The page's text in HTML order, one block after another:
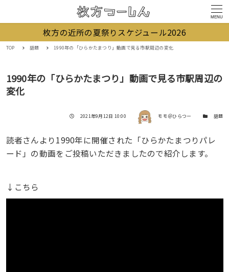
MENU
枚方の近所の夏祭りスケジュール2026
TOP 話題 1990年の「ひらかたまつり」動画で見る市駅周辺の変化
1990年の「ひらかたまつり」動画で見る市駅周辺の
変化
投稿日
2021年9月12日 10:00 著者 モモ＠ひらつー カテゴリー
話題
読者さんより1990年に開催された「ひらかたまつりパレ
ード」の動画をご投稿いただきましたので紹介します。
↓こちら